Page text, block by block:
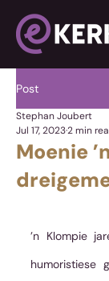
Post
Moenie
Stephan Joubert
Jul 17, 20232 min
’n Klompie
humoristiese